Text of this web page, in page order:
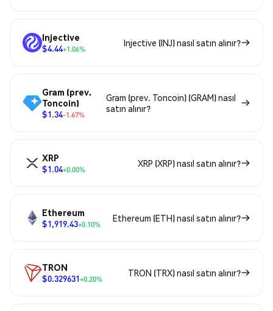
Injective
$4.44+1.06%
Injective (INJ) nasıl satın alınır?
Gram (prev.
Toncoin)
$1.34-1.67%
Gram (prev. Toncoin) (GRAM) nasıl
satın alınır?
XRP
$1.04+0.00%
XRP (XRP) nasıl satın alınır?
Ethereum
$1,919.43+0.10%
Ethereum (ETH) nasıl satın alınır?
TRON
$0.329631+0.20%
TRON (TRX) nasıl satın alınır?